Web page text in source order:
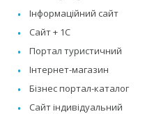
Інформаційний сайт
Сайт + 1C
Портал туристичний
Інтернет-магазин
Бізнес портал-каталог
Сайт індивідуальний